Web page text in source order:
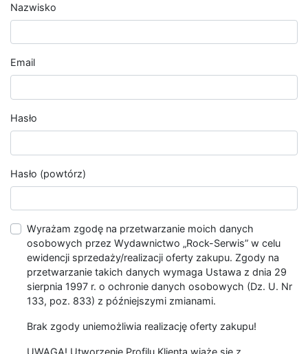
Nazwisko
Email
Hasło
Hasło (powtórz)
Wyrażam zgodę na przetwarzanie moich danych
osobowych przez Wydawnictwo „Rock-Serwis” w celu
ewidencji sprzedaży/realizacji oferty zakupu. Zgody na
przetwarzanie takich danych wymaga Ustawa z dnia 29
sierpnia 1997 r. o ochronie danych osobowych (Dz. U. Nr
133, poz. 833) z późniejszymi zmianami.
Brak zgody uniemożliwia realizację oferty zakupu!